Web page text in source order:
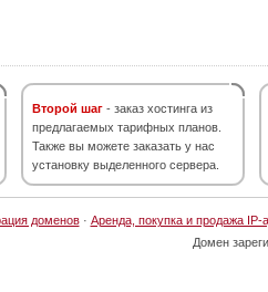
Второй шаг - заказ хостинга из
предлагаемых тарифных планов.
Также вы можете заказать у нас
установку выделенного сервера.
доменов· Аренда, покупка и продажа IP-
Домен